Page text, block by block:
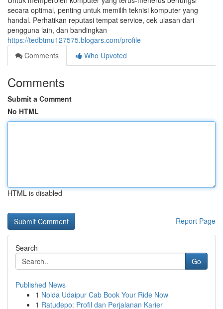
secara optimal, penting untuk memilih teknisi komputer yang
handal. Perhatikan reputasi tempat service, cek ulasan dari
pengguna lain, dan bandingkan
https://tedbtmu127575.blogars.com/profile
Comments
Who Upvoted
Comments
Submit a Comment
No HTML
HTML is disabled
Report Page
Search
Go
Published News
1 Noida Udaipur Cab Book Your Ride Now
1 Ratudepo: Profil dan Perjalanan Karier